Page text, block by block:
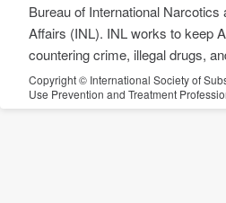
Bureau of International
Affairs (INL). INL works to keep
countering crime, illegal drugs,
Copyright © International Society of
Use Prevention and Treatment